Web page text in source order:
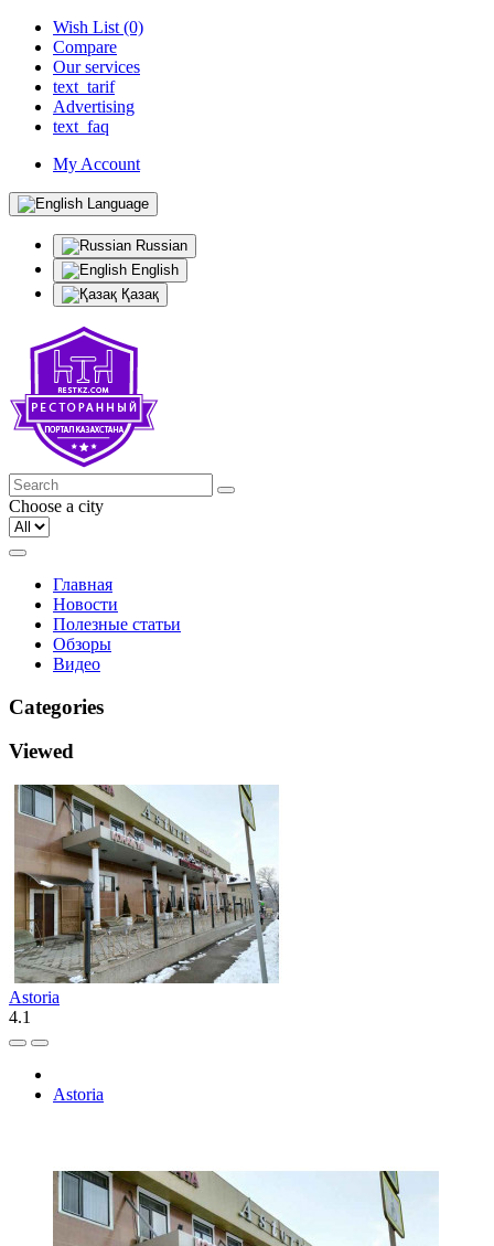
Wish List (0)
Compare
Our services
text_tarif
Advertising
text_faq
My Account
Language
Russian
English
Қазақ
Choose a city
Главная
Новости
Полезные статьи
Обзоры
Видео
Categories
Viewed
Astoria
4.1
Astoria